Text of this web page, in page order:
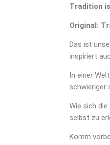
Tradition
Original:
Das ist
inspiriert
In einer
schwieriger
Wie sich
selbst zu
Komm